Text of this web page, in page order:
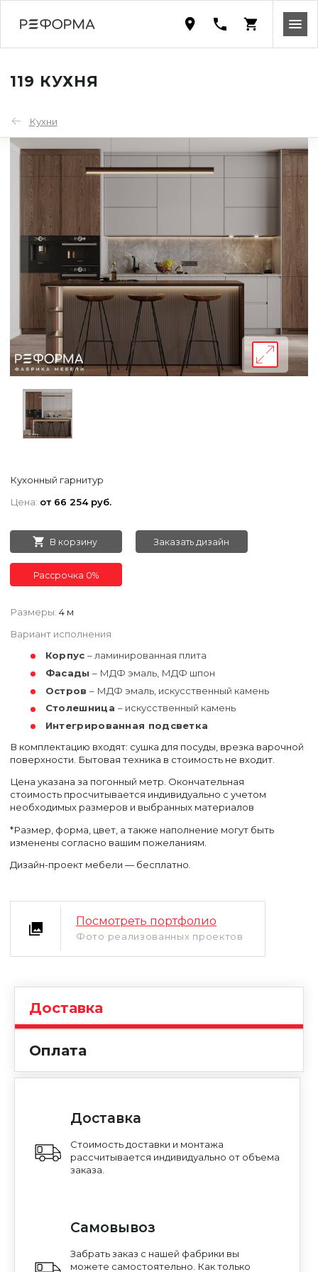
119 КУХНЯ
Кухни
Кухонный гарнитур
Цена: от 66 254 руб.
В корзину Заказать дизайн
Рассрочка 0%
Размеры: 4 м
Вариант исполнения
Корпус – ламинированная плита
Фасады – МДФ эмаль, МДФ шпон
Остров – МДФ эмаль, искусственный камень
Столешница– искусственный камень
Интегрированная подсветка
В комплектацию входят: сушка для посуды, врезка варочной
поверхности. Бытовая техника в стоимость не входит.
Цена указана за погонный метр. Окончательная
стоимость просчитывается индивидуально с учетом
необходимых размеров и выбранных материалов
*Размер, форма, цвет, а также наполнение могут быть
изменены согласно вашим пожеланиям.
Дизайн-проект мебели — бесплатно.
Посмотреть портфолио
Фото реализованных проектов
Доставка
Оплата
Доставка
Стоимость доставки и монтажа
рассчитывается индивидуально от объема
заказа.
Самовывоз
Забрать заказ с нашей фабрики вы
можете самостоятельно. Как только